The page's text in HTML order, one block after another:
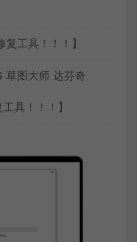
工具！！！】
草图大师 达芬奇
具！！！】